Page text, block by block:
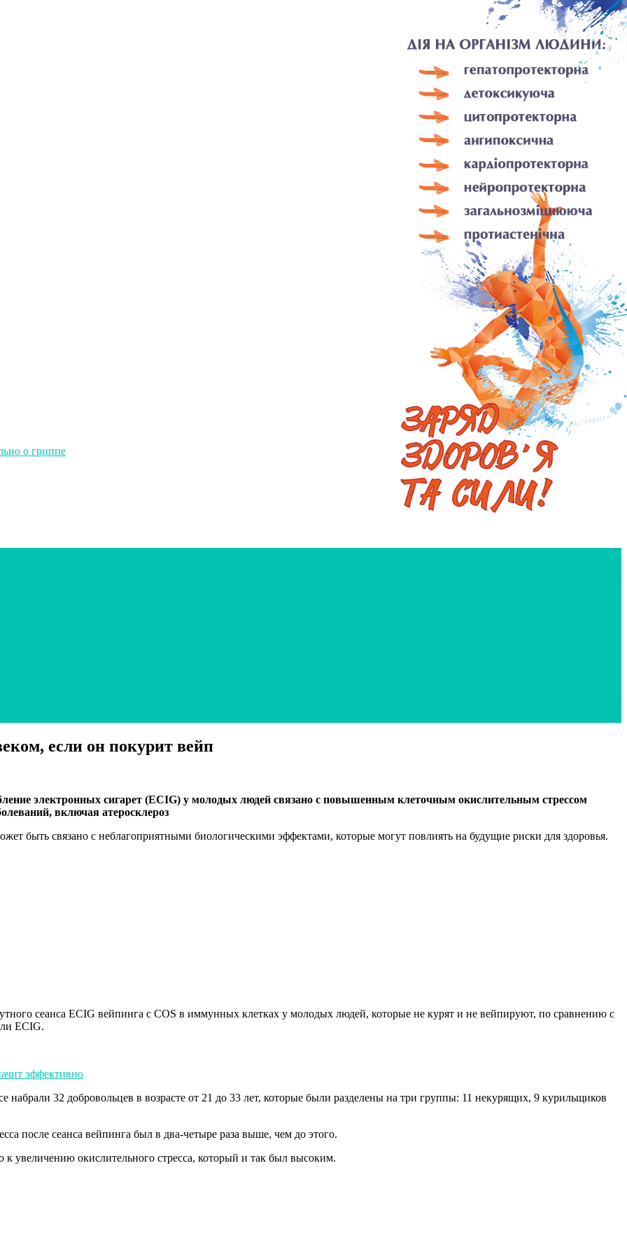
о гриппе
если он покурит вейп
электронных сигарет (ECIG) у молодых людей связано с повышенным клеточным окислительным стрессом
включая атеросклероз
быть связано с неблагоприятными биологическими эффектами, которые могут повлиять на будущие риски для здоровья.
сеанса ECIG вейпинга с COS в иммунных клетках у молодых людей, которые не курят и не вейпируют, по сравнению с
ECIG.
эффективно
32 добровольцев в возрасте от 21 до 33 лет, которые были разделены на три группы: 11 некурящих, 9 курильщиков
после сеанса вейпинга был в два-четыре раза выше, чем до этого.
увеличению окислительного стресса, который и так был высоким.